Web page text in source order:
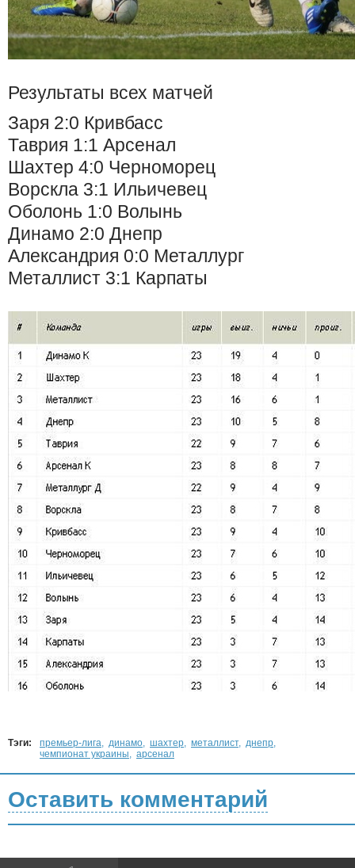
Результаты всех матчей
Заря 2:0 Кривбасс
Таврия 1:1 Арсенал
Шахтер 4:0 Черноморец
Ворскла 3:1 Ильичевец
Оболонь 1:0 Волынь
Динамо 2:0 Днепр
Александрия 0:0 Металлург
Металлист 3:1 Карпаты
Тэги: премьер-лига, динамо, шахтер, металлист, днепр,
чемпионат украины, арсенал
Оставить комментарий